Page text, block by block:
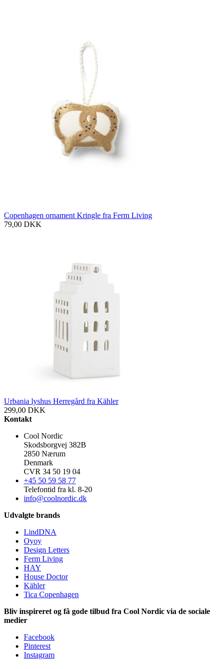
Copenhagen ornament Kringle fra Ferm Living
79,00 DKK
Urbania lyshus Herregård fra Kähler
299,00 DKK
Kontakt
Cool Nordic
Skodsborgvej 382B
2850 Nærum
Denmark
CVR 34 50 19 04
+45 50 59 58 77
Telefontid fra kl. 8-20
info@coolnordic.dk
Udvalgte brands
LindDNA
Oyoy
Design Letters
Ferm Living
HAY
House Doctor
Kähler
Tica Copenhagen
Bliv inspireret og få gode tilbud fra Cool Nordic via de sociale
medier
Facebook
Pinterest
Instagram